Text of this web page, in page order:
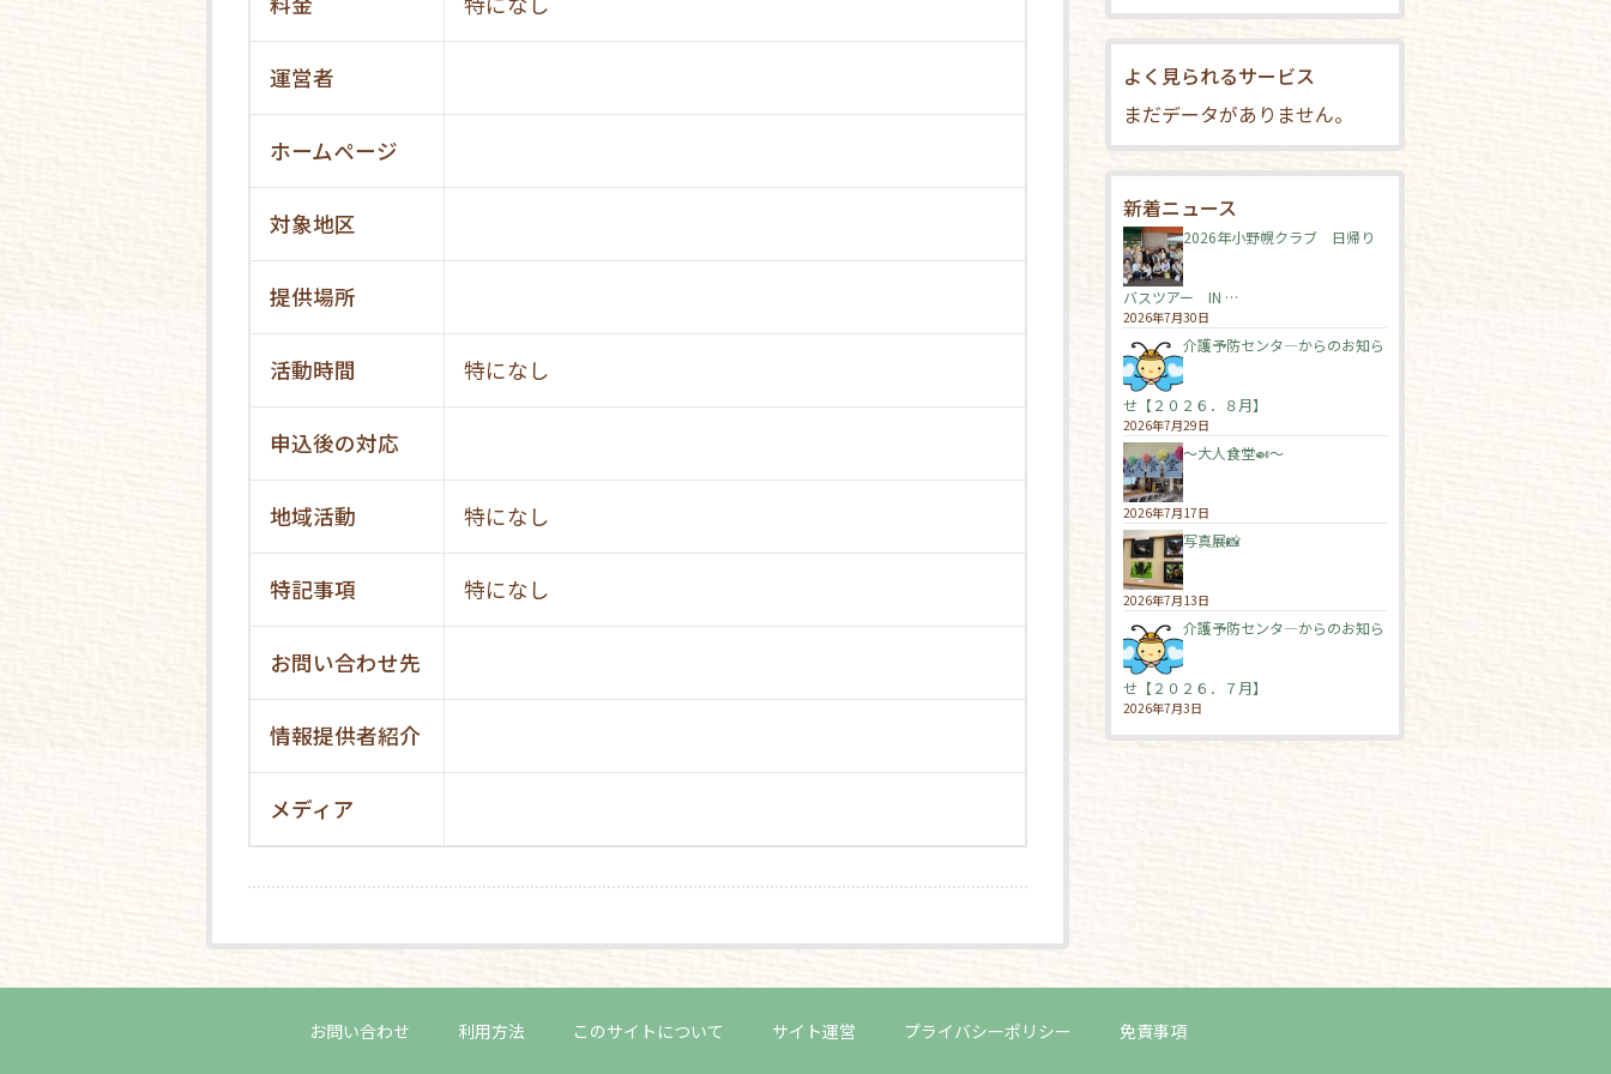
運営者
ホームページ
対象地区
提供場所
活動時間 特になし
申込後の対応
地域活動 特になし
特記事項 特になし
お問い合わせ先
情報提供者紹介
メディア
よく見られるサービス
まだデータがありません。
新着ニュース
2026年小野幌クラブ 日帰り
バスツアー IN …
2026年7月30日
介護予防センタ―からのお知ら
せ【２０２６．８月】
2026年7月29日
～大人食堂🍛～
2026年7月17日
写真展📸
2026年7月13日
介護予防センタ―からのお知ら
せ【２０２６．７月】
2026年7月3日
お問い合わせ 利用方法 このサイトについて サイト運営 プライバシーポリシー 免責事項